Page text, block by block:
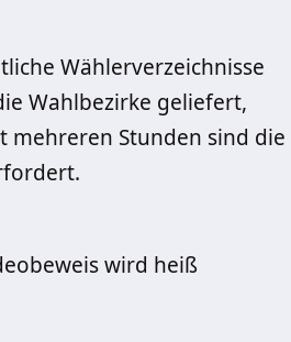
Wählerverzeichnisse
Wahlbezirke geliefert,
mehreren Stunden sind die
wird heiß